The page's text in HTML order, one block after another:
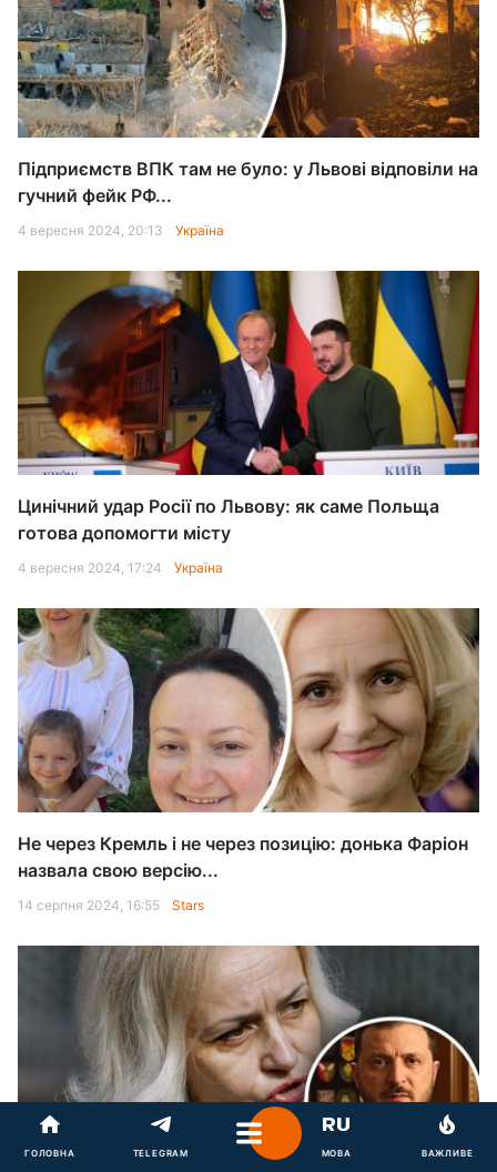
Підприємств ВПК там не було: у Львові відповіли на
гучний фейк РФ...
4 вересня 2024, 20:13 Україна
Цинічний удар Росії по Львову: як саме Польща
готова допомогти місту
4 вересня 2024, 17:24 Україна
Не через Кремль і не через позицію: донька Фаріон
назвала свою версію...
14 серпня 2024, 16:55 Stars
ГОЛОВНА TELEGRAM МОВА ВАЖЛИВЕ